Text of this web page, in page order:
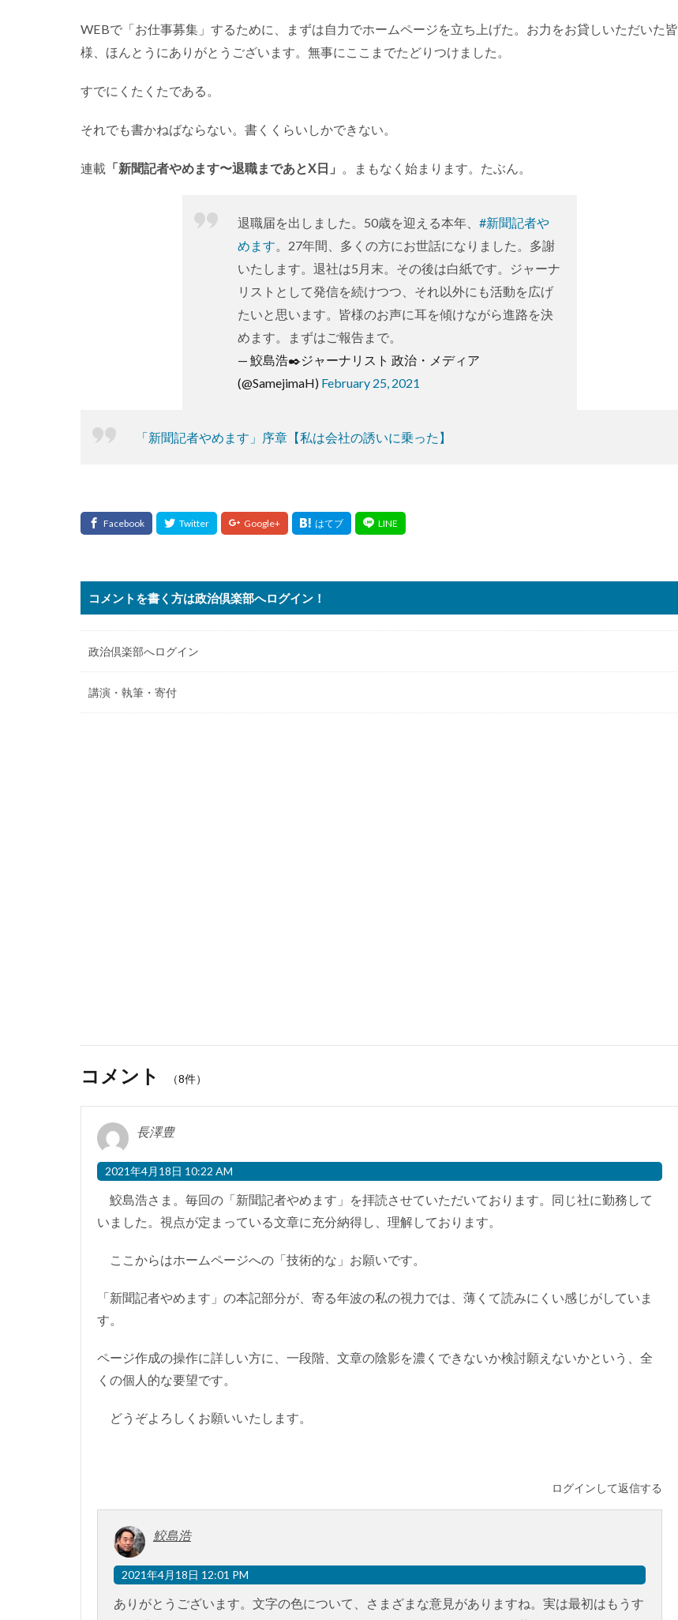
WEBで「お仕事募集」するために、まずは自力でホームページを立ち上げた。お力をお貸しいただいた皆
様、ほんとうにありがとうございます。無事にここまでたどりつけました。
すでにくたくたである。
それでも書かねばならない。書くくらいしかできない。
連載 「新聞記者やめます〜退職まであとX日」 。まもなく始まります。たぶん。
退職届を出しました。50歳を迎える本年、 #新聞記者や
めます。27年間、多くの方にお世話になりました。多謝
いたします。退社は5月末。その後は白紙です。ジャーナ
リストとして発信を続けつつ、それ以外にも活動を広げ
たいと思います。皆様のお声に耳を傾けながら進路を決
めます。まずはご報告まで。
— 鮫島浩✒️ジャーナリスト 政治・メディア
(@SamejimaH) February 25, 2021
「新聞記者やめます」序章【私は会社の誘いに乗った】
コメントを書く方は政治倶楽部へログイン！
政治倶楽部へログイン
講演・執筆・寄付
コメント （8件）
長澤豊
2021年4月18日 10:22 AM
鮫島浩さま。毎回の「新聞記者やめます」を拝読させていただいております。同じ社に勤務して
いました。視点が定まっている文章に充分納得し、理解しております。
ここからはホームページへの「技術的な」お願いです。
「新聞記者やめます」の本記部分が、寄る年波の私の視力では、薄くて読みにくい感じがしていま
す。
ページ作成の操作に詳しい方に、一段階、文章の陰影を濃くできないか検討願えないかという、全
くの個人的な要望です。
どうぞよろしくお願いいたします。
ログインして返信する
鮫島浩
2021年4月18日 12:01 PM
ありがとうございます。文字の色について、さまざまな意見がありますね。実は最初はもうす